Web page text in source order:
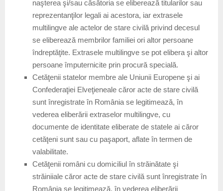
naşterea şi/sau căsătoria se eliberează titularilor sau
reprezentanţilor legali ai acestora, iar extrasele
multilingve ale actelor de stare civilă privind decesul
se eliberează membrilor familiei ori altor persoane
îndreptăţite. Extrasele multilingve se pot elibera şi altor
persoane împuternicite prin procură specială.
Cetăţenii statelor membre ale Uniunii Europene şi ai
Confederaţiei Elveţieneale căror acte de stare civilă
sunt înregistrate în România se legitimează, în
vederea eliberării extraselor multilingve, cu
documente de identitate eliberate de statele ai căror
cetăţeni sunt sau cu paşaport, aflate în termen de
valabilitate.
Cetăţenii români cu domiciliul în străinătate şi
străiniiale căror acte de stare civilă sunt înregistrate în
România se legitimează, în vederea eliberării